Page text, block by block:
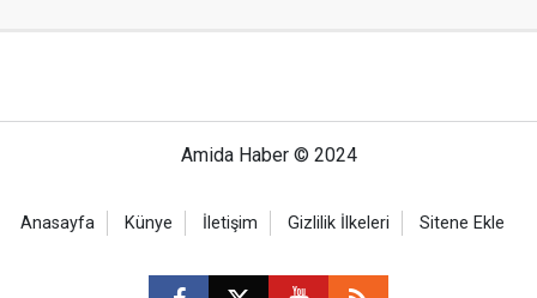
Amida Haber © 2024
Anasayfa Künye İletişim Gizlilik İlkeleri Sitene Ekle